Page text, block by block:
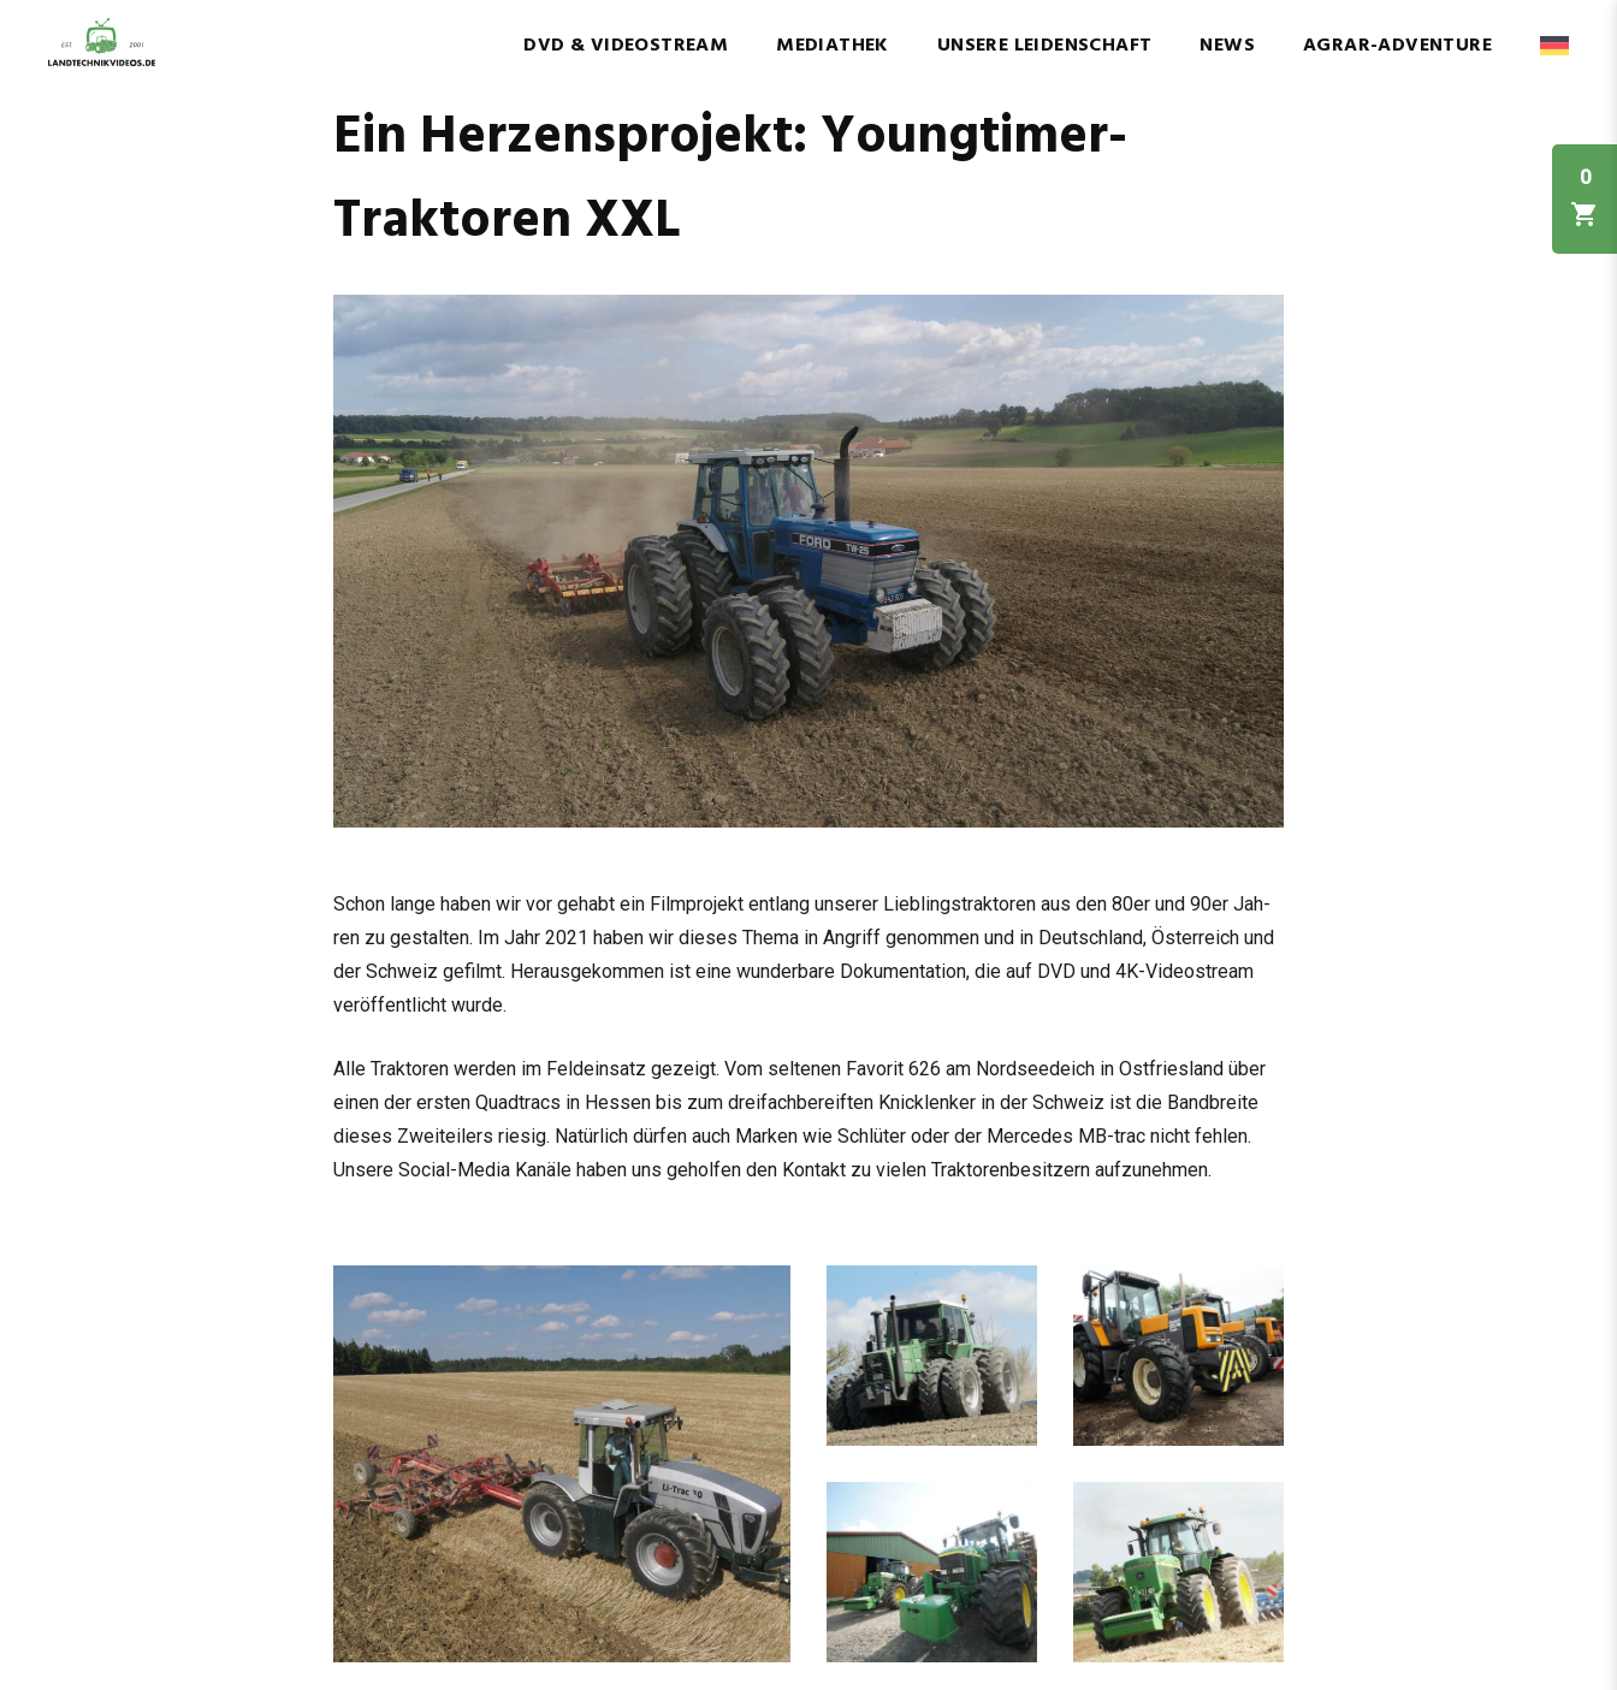
0
DVD & VIDEOSTREAM MEDIATHEK UNSERE LEIDENSCHAFT NEWS AGRAR-ADVENTURE
Ein Herzensprojekt: Youngtimer-
Traktoren XXL
Schon lange haben wir vor gehabt ein Film­pro­jekt ent­lang unse­rer Lieb­lings­trak­to­ren aus den 80er und 90er Jah­
ren zu gestal­ten. Im Jahr 2021 haben wir die­ses Thema in Angriff genom­men und in Deutsch­land, Öster­reich und
der Schweiz gefilmt. Her­aus­ge­kom­men ist eine wun­der­bare Doku­men­ta­tion, die auf DVD und 4K-Video­stream
ver­öf­fent­licht wurde.
Alle Trak­to­ren wer­den im Feld­ein­satz gezeigt. Vom sel­te­nen Favo­rit 626 am Nord­see­deich in Ost­fries­land über
einen der ers­ten Quadt­racs in Hes­sen bis zum drei­fach­be­reif­ten Knick­len­ker in der Schweiz ist die Band­breite
die­ses Zwei­tei­lers rie­sig. Natür­lich dür­fen auch Mar­ken wie Schlü­ter oder der Mer­ce­des MB-trac nicht feh­len.
Unsere Social-Media Kanäle haben uns gehol­fen den Kon­takt zu vie­len Trak­to­ren­be­sit­zern aufzunehmen.